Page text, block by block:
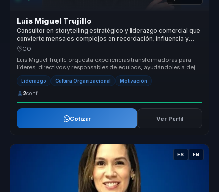
Luis Miguel Trujillo
Consultor en storytelling estratégico y liderazgo comercial que
convierte mensajes complejos en recordación, influencia y
motivación para líderes y equipos.
CO
Luis Miguel Trujillo orquesta experiencias transformadoras para
líderes, directivos y responsables de equipos, ayudándoles a dejar
atrás ...
Liderazgo Cultura Organizacional Motivación
2conf.
Cotizar Ver Perfil
ES EN